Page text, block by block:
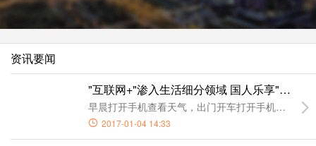
资讯要闻
"互联网+"渗入生活细分领域 国人乐享"指尖"
早晨打开手机查看天气，出门开车打开手机地图进
2017-01-04 14:33